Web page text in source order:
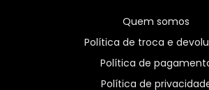
Quem somos
Política de troca e
Política de
Política de